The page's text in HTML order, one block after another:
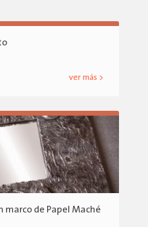
ver más >
marco de Papel Maché